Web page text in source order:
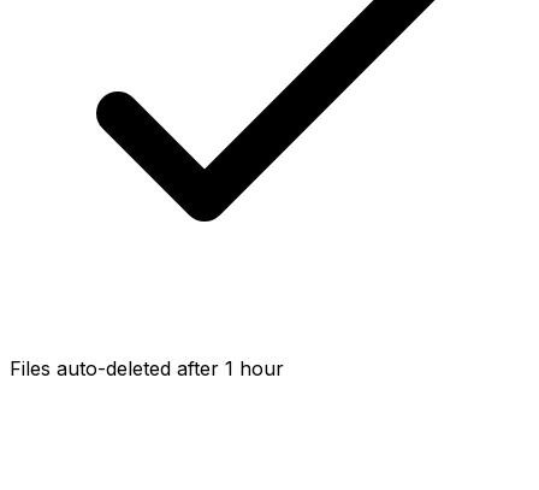
Files auto-deleted after 1 hour